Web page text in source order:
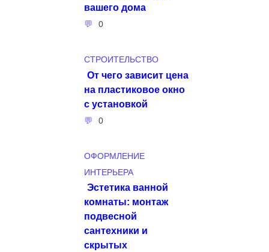
вашего дома
0
СТРОИТЕЛЬСТВО
От чего зависит цена
на пластиковое окно
с установкой
0
ОФОРМЛЕНИЕ
ИНТЕРЬЕРА
Эстетика ванной
комнаты: монтаж
подвесной
сантехники и
скрытых